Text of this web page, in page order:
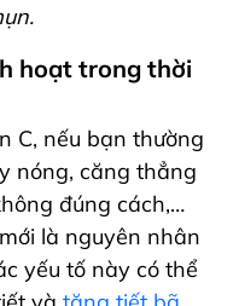
hoạt trong thời
C, nếu bạn thường
nóng, căng thẳng
đúng cách,…
là nguyên nhân
yếu tố này có thể